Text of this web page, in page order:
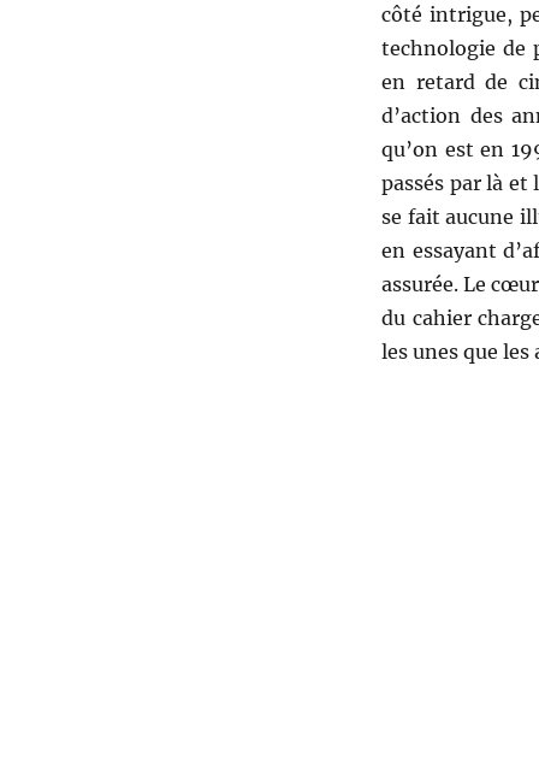
côté intrigue,
technologie de
en retard de
d’action des
qu’on est en
passés par là
se fait aucune
en essayant
assurée. Le
du cahier
les unes que les